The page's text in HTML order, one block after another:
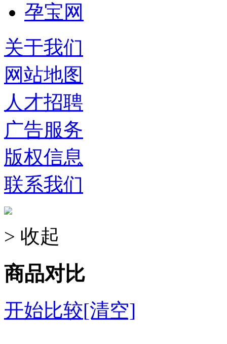
孕宝网
关于我们
网站地图
人才招聘
广告服务
版权信息
联系我们
> 收起
商品对比
开始比较[清空]